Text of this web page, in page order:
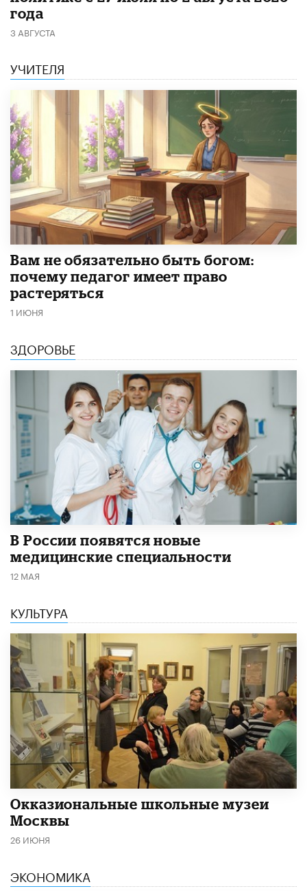
года
3 АВГУСТА
УЧИТЕЛЯ
​Вам не обязательно быть богом:
почему педагог имеет право
растеряться
1 ИЮНЯ
ЗДОРОВЬЕ
В России появятся новые
медицинские специальности
12 МАЯ
КУЛЬТУРА
​Окказиональные школьные музеи
Москвы
26 ИЮНЯ
ЭКОНОМИКА